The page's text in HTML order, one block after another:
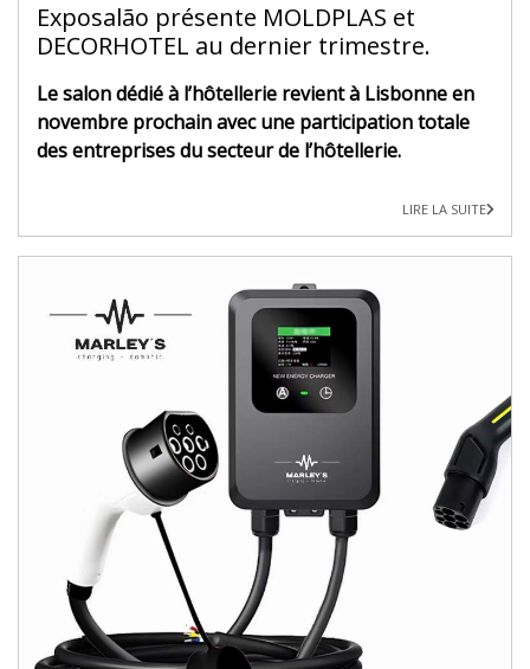
Exposalão présente MOLDPLAS et
DECORHOTEL au dernier trimestre.
Le salon dédié à l’hôtellerie revient à Lisbonne en
novembre prochain avec une participation totale
des entreprises du secteur de l’hôtellerie.
LIRE LA SUITE